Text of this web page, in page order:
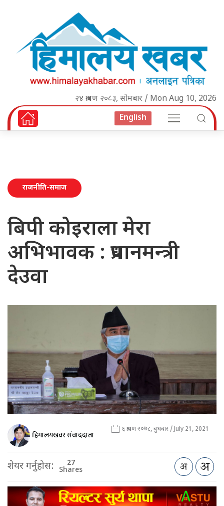
२४ श्रावण २०८३, सोमबार / Mon Aug 10, 2026
English
राजनीति-समाज
बिपी कोइराला मेरा
अभिभावक : प्रधानमन्त्री
देउवा
हिमालयखवर संवाददाता ६ श्रावण २०७८, बुधबार / July 21, 2021
शेयर गर्नुहोस: 27
Shares